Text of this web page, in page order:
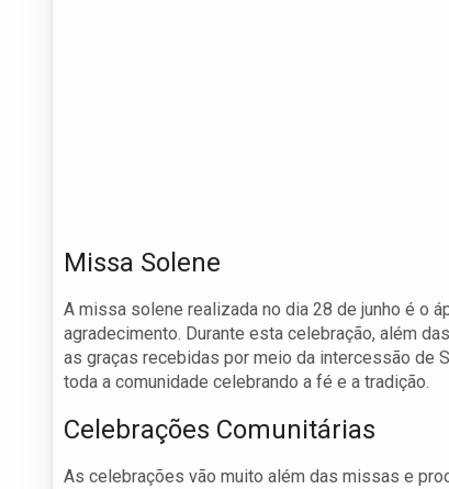
Missa Solene
A missa solene realizada no dia 28 de junho é o
agradecimento. Durante esta celebração, além
as graças recebidas por meio da intercessão de
toda a comunidade celebrando a fé e a tradição.
Celebrações Comunitárias
As celebrações vão muito além das missas e